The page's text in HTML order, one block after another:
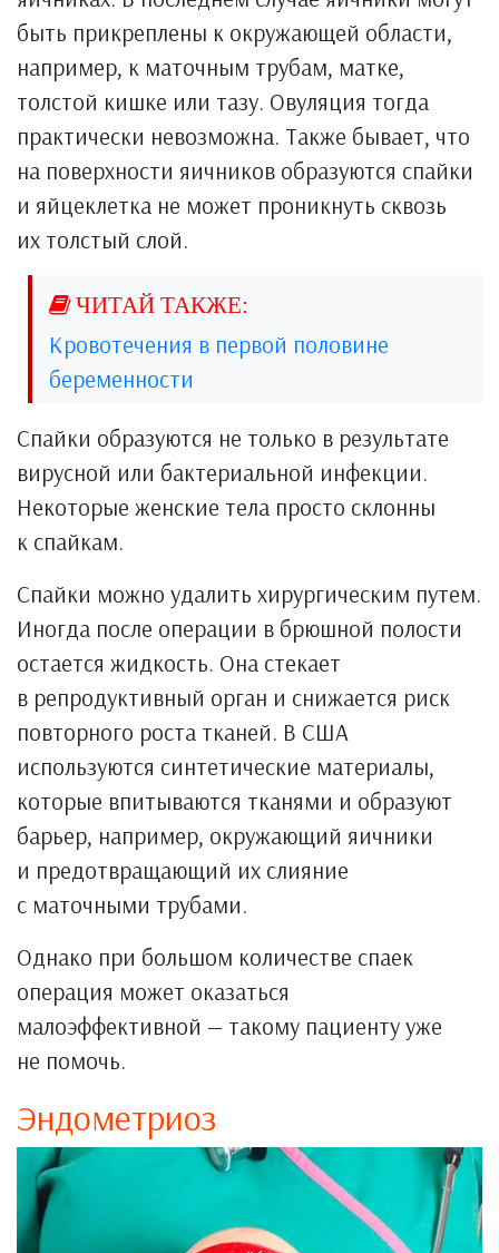
быть прикреплены к окружающей области,
например, к маточным трубам, матке,
толстой кишке или тазу. Овуляция тогда
практически невозможна. Также бывает, что
на поверхности яичников образуются спайки
и яйцеклетка не может проникнуть сквозь
их толстый слой.
Кровотечения в первой половине
беременности
Спайки образуются не только в результате
вирусной или бактериальной инфекции.
Некоторые женские тела просто склонны
к спайкам.
Спайки можно удалить хирургическим путем.
Иногда после операции в брюшной полости
остается жидкость. Она стекает
в репродуктивный орган и снижается риск
повторного роста тканей. В США
используются синтетические материалы,
которые впитываются тканями и образуют
барьер, например, окружающий яичники
и предотвращающий их слияние
с маточными трубами.
Однако при большом количестве спаек
операция может оказаться
малоэффективной — такому пациенту уже
не помочь.
Эндометриоз